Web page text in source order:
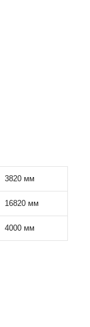
3820 мм
16820 мм
4000 мм